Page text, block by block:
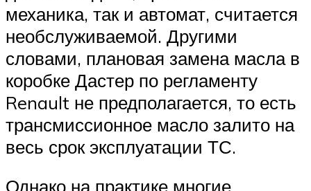
Меню
механика, так и автомат, считается
необслуживаемой. Другими
словами, плановая замена масла в
коробке Дастер по регламенту
Renault не предполагается, то есть
трансмиссионное масло залито на
весь срок эксплуатации ТС.
Однако на практике многие